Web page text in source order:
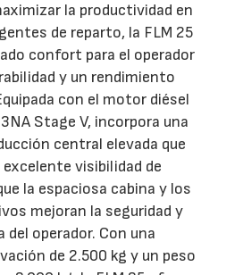
la productividad en
de reparto, la FLM 25
confort para el operador
y un rendimiento
con el motor diésel
Stage V, incorpora una
central elevada que
visibilidad de
la espaciosa cabina y los
mejoran la seguridad y
operador. Con una
de 2.500 kg y un peso